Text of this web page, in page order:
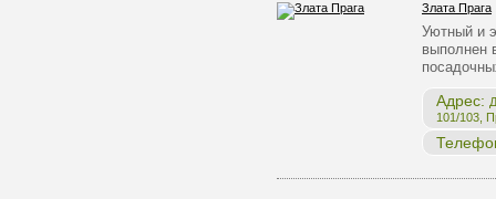
Злата Прага
Уютный и
выполнен
Адрес:
101/103,